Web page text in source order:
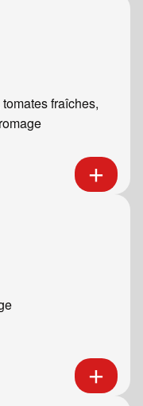
fraîches,